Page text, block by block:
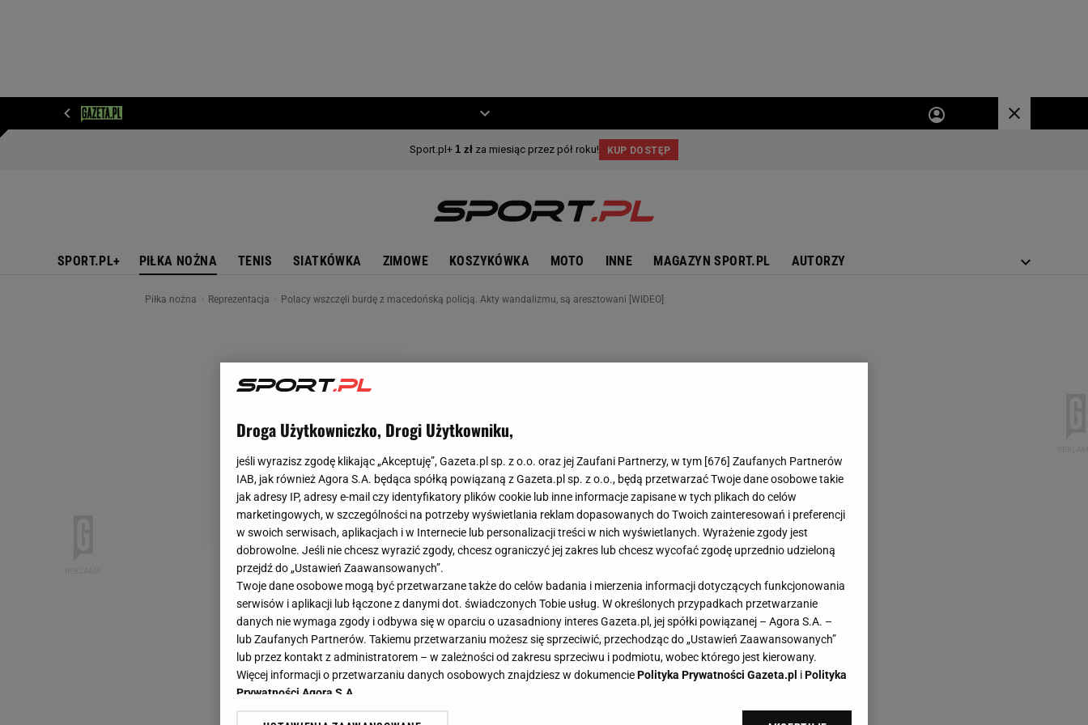
SPORT.PL+ PIŁKA NOŻNA TENIS SIATKÓWKA ZIMOWE KOSZYKÓWKA MOTO INNE MAGAZYN SPORT.PL AUTORZY
Piłka nożna Reprezentacja Polacy wszczęli burdę z macedońską policją. Akty wandalizmu, są aresztowani [WIDEO]
Droga Użytkowniczko, Drogi Użytkowniku,
jeśli wyrazisz zgodę klikając „Akceptuję”, Gazeta.pl sp. z o.o. oraz jej Zaufani Partnerzy, w tym [676] Zaufanych Partnerów
IAB, jak również Agora S.A. będąca spółką powiązaną z Gazeta.pl sp. z o.o., będą przetwarzać Twoje dane osobowe takie
jak adresy IP, adresy e-mail czy identyfikatory plików cookie lub inne informacje zapisane w tych plikach do celów
marketingowych, w szczególności na potrzeby wyświetlania reklam dopasowanych do Twoich zainteresowań i preferencji
w swoich serwisach, aplikacjach i w Internecie lub personalizacji treści w nich wyświetlanych. Wyrażenie zgody jest
dobrowolne. Jeśli nie chcesz wyrazić zgody, chcesz ograniczyć jej zakres lub chcesz wycofać zgodę uprzednio udzieloną
przejdź do „Ustawień Zaawansowanych”.
Twoje dane osobowe mogą być przetwarzane także do celów badania i mierzenia informacji dotyczących funkcjonowania
serwisów i aplikacji lub łączone z danymi dot. świadczonych Tobie usług. W określonych przypadkach przetwarzanie
danych nie wymaga zgody i odbywa się w oparciu o uzasadniony interes Gazeta.pl, jej spółki powiązanej – Agora S.A. –
lub Zaufanych Partnerów. Takiemu przetwarzaniu możesz się sprzeciwić, przechodząc do „Ustawień Zaawansowanych”
lub przez kontakt z administratorem – w zależności od zakresu sprzeciwu i podmiotu, wobec którego jest kierowany.
Więcej informacji o przetwarzaniu danych osobowych znajdziesz w dokumenciePolityka Prywatności Gazeta.pl iPolityka
Prywatności Agora S.A.